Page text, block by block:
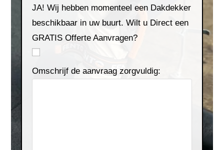
JA! Wij hebben momenteel een Dakdekker
beschikbaar in uw buurt. Wilt u Direct een
GRATIS Offerte Aanvragen?
Omschrijf de aanvraag zorgvuldig: